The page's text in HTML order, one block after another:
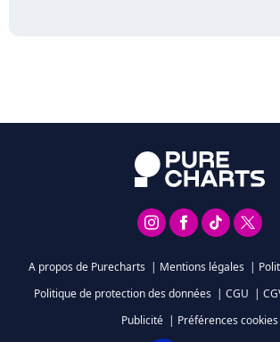
A propos de Purecharts | Mentions légales |
Politique de protection des données | CGU |
Publicité | Préférences cookies